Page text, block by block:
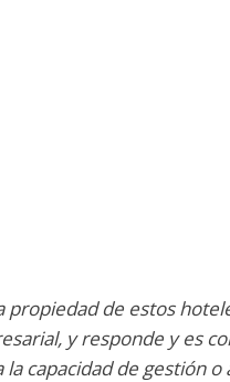
propiedad de estos
y responde y es
capacidad de gestión o